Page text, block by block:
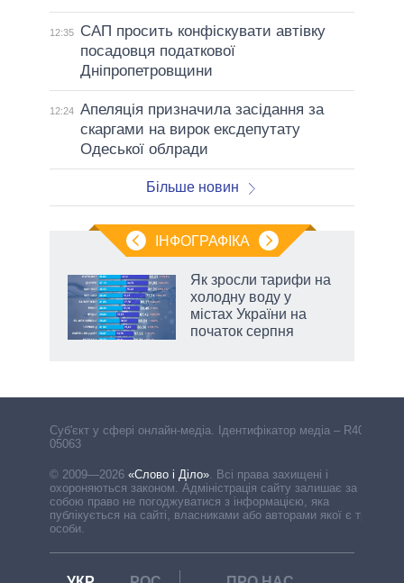
12:35
САП просить конфіскувати автівку
посадовця податкової
Дніпропетровщини
12:24 Апеляція призначила засідання за
скаргами на вирок ексдепутату
Одеської облради
Більше новин
ІНФОГРАФІКА
Як зросли тарифи на
холодну воду у
містах України на
початок серпня
Cуб'єкт у сфері онлайн-медіа. Ідентифікатор медіа – R40-
05063
© 2009—2026 «Слово і Діло» Всі права захищені і
охороняються законом. Адміністрація сайту залишає за
собою право не погоджуватися з інформацією, яка
публікується на сайті, власниками або авторами якої є треті
особи.